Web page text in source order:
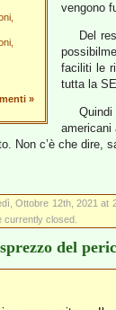
»
vengono
Del
faciliti le
tutta la
Non c’è che dire,
Ottobre 12th, 2021 at
currently closed.
del